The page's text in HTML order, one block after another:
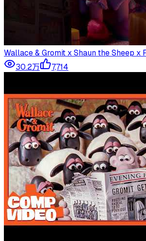
Wallace & Gromit x Shaun the Sheep x
30.2万
7,714